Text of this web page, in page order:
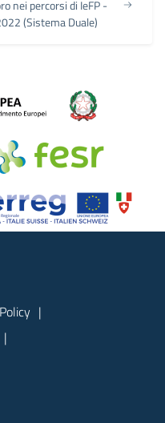
nei percorsi di IeFP -
(Sistema Duale)